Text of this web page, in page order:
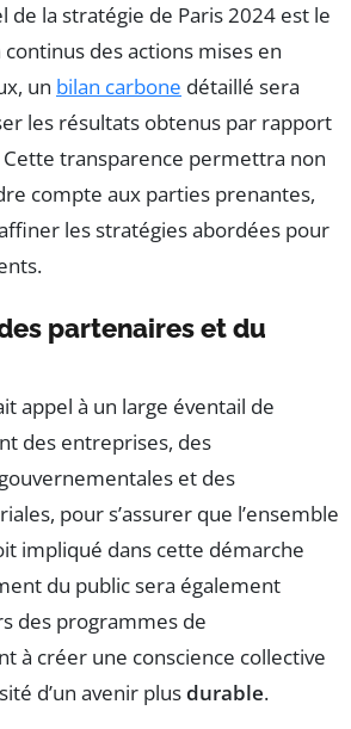
de la stratégie de Paris 2024 est le
continus des actions mises en
un bilan carbone détaillé sera
les résultats obtenus par rapport
transparence permettra non
compte aux parties prenantes,
les stratégies abordées pour
partenaires et du
appel à un large éventail de
des entreprises, des
et des
pour s’assurer que l’ensemble
impliqué dans cette démarche
du public sera également
des programmes de
à créer une conscience collective
d’un avenir plusdurable.